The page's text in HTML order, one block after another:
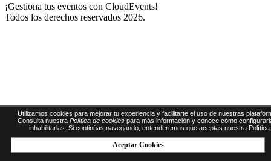
¡Gestiona tus eventos con CloudEvents!
Todos los derechos reservados 2026.
Utilizamos cookies para mejorar tu experiencia y facilitarte el uso de nuestras
Consulta nuestra Política de cookies para más información y conoce cómo
inhabilitarlas. Si continúas navegando, entenderemos que aceptas nuestra Política.
Aceptar Cookies